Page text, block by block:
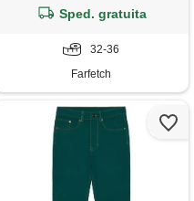
Sped. gratuita
32-36
Farfetch